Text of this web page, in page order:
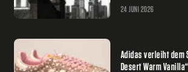
24 JUNI 2026
Adidas verleiht dem
Desert Warm